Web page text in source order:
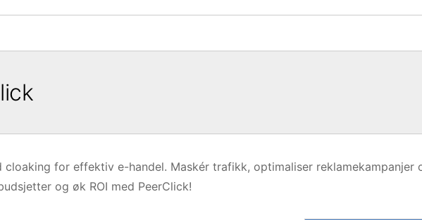
cloaking for effektiv e-handel. Maskér trafikk, optimaliser reklamekampanjer
og øk ROI med PeerClick!